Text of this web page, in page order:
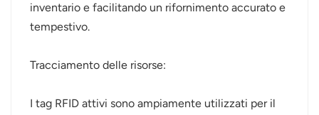
inventario e facilitando un rifornimento accurato e
tempestivo.
Tracciamento delle risorse:
I tag RFID attivi sono ampiamente utilizzati per il